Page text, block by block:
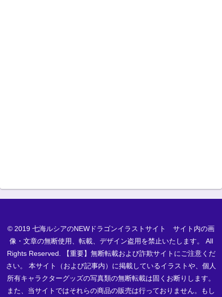
© 2019 七海ルシアのNEWドラゴンイラストサイト サイト内の画
像・文章の無断使用、転載、デザイン盗用を禁止いたします。 All
Rights Reserved. 【重要】無断転載および詐欺サイトにご注意くだ
さい。 本サイト（および記事内）に掲載しているイラストや、個人
所有キャラクターグッズの写真類の無断転載は固くお断りします。
また、当サイトではそれらの商品の販売は行っておりません。もし